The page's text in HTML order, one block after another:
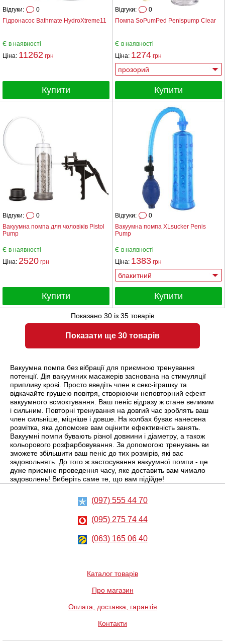
Гідронасос Bathmate HydroXtreme11
Відгуки: 0
Є в наявності
Ціна: 11262 грн
Купити
Помпа SoPumPed Penispump Clear
Відгуки: 0
Є в наявності
Ціна: 1274 грн
Купити
Вакуумна помпа для чоловіків Pistol
Pump
Відгуки: 0
Є в наявності
Ціна: 2520 грн
Купити
Вакуумна помпа XLsucker Penis
Pump
Відгуки: 0
Є в наявності
Ціна: 1383 грн
Купити
Показано 30 із 35 товарів
Показати ще 30 товарів
Вакуумна помпа без вібрації для приємною тренування
потенції. Дія вакуумних масажерів заснована на стимуляції
припливу крові. Просто введіть член в секс-іграшку та
відкачайте грушею повітря, створюючи неповторний ефект
вакуумного всмоктування. Ваш пеніс відразу ж стане великим
і сильним. Повторні тренування на довгий час зроблять ваш
член сильніше, міцніше і довше. На колбах буває нанесена
розмітка, яка допоможе вам оцінити ефективність занять.
Вакуумні помпи бувають різної довжини і діаметру, а також
кольорового розфарбовування. За допомогою тренувань ви
зможете збільшити ваш пеніс до тих розмірів, які вас
задовольнять. До того ж застосування вакуумної помпи - це
дуже приємне проведення часу, яке доставить вам чимало
задоволень! Виберіть саме те, що вам підійде!
(097) 555 44 70
(095) 275 74 44
(063) 165 06 40
Каталог товарів
Про магазин
Оплата, доставка, гарантія
Контакти